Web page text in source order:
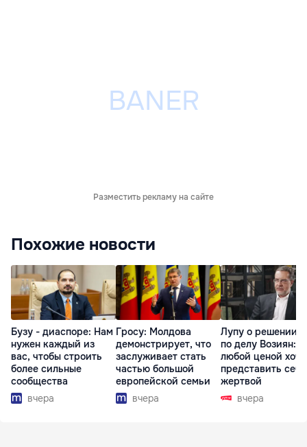
Разместить рекламу на сайте
Похожие новости
Бузу - диаспоре: Нам
нужен каждый из
вас, чтобы строить
более сильные
сообщества
вчера
Гросу: Молдова
демонстрирует, что
заслуживает стать
частью большой
европейской семьи
вчера
Лупу о решении
по делу Возиян:
любой ценой
представить себя
жертвой
вчера